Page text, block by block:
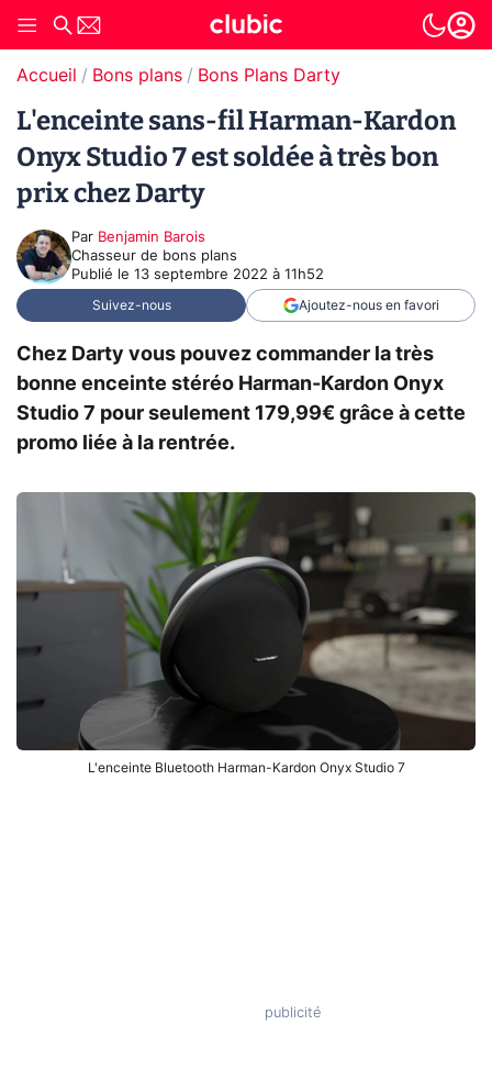
Accueil Bons plans Bons Plans Darty
L'enceinte sans-fil Harman-Kardon
Onyx Studio 7 est soldée à très bon
prix chez Darty
Par Benjamin Barois
Chasseur de bons plans
Publié le 13 septembre 2022 à 11h52
Suivez-nous Ajoutez-nous en favori
Chez Darty vous pouvez commander la très
bonne enceinte stéréo Harman-Kardon Onyx
Studio 7 pour seulement 179,99€ grâce à cette
promo liée à la rentrée.
L'enceinte Bluetooth Harman-Kardon Onyx Studio 7